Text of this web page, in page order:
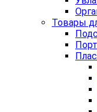
Товары